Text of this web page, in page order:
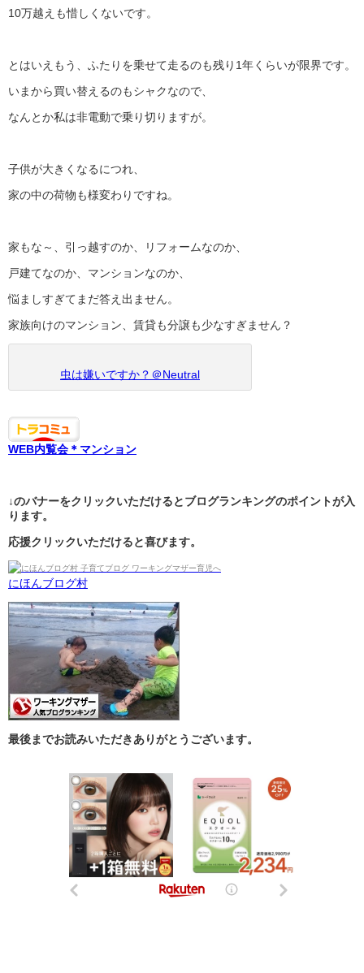
10万越えも惜しくないです。
とはいえもう、ふたりを乗せて走るのも残り1年くらいが限界です。
いまから買い替えるのもシャクなので、
なんとか私は非電動で乗り切りますが。
子供が大きくなるにつれ、
家の中の荷物も様変わりですね。
家もな～、引っ越すのか、リフォームなのか、
戸建てなのか、マンションなのか、
悩ましすぎてまだ答え出ません。
家族向けのマンション、賃貸も分譲も少なすぎません？
虫は嫌いですか？＠Neutral
WEB内覧会＊マンション
↓のバナーをクリックいただけるとブログランキングのポイントが入
ります。
応援クリックいただけると喜びます。
にほんブログ村
最後までお読みいただきありがとうございます。